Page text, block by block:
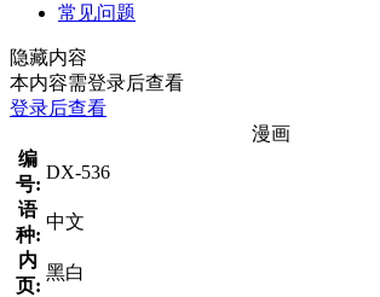
常见问题
隐藏内容
本内容需登录后查看
登录后查看
漫画
编
号:
DX-536
语
种:
中文
内
页:
黑白